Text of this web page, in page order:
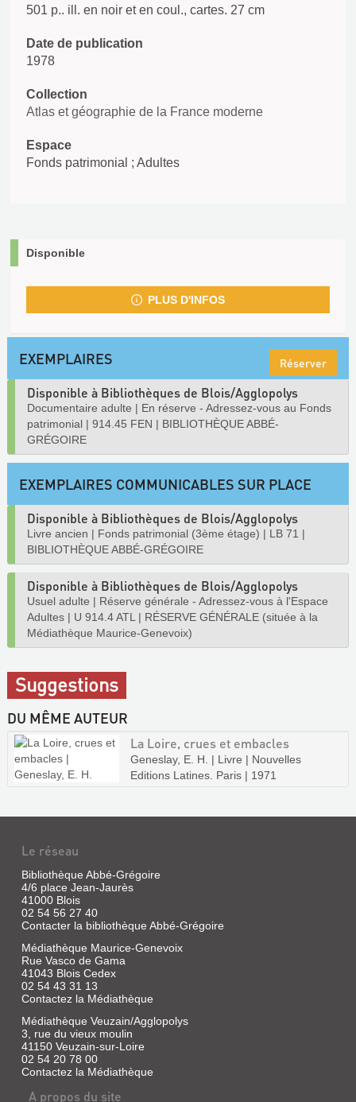
501 p.. ill. en noir et en coul., cartes. 27 cm
Date de publication
1978
Collection
Atlas et géographie de la France moderne
Espace
Fonds patrimonial ; Adultes
Disponible
PLUS D'INFOS
EXEMPLAIRES Réserver
Disponible à Bibliothèques de Blois/Agglopolys
Documentaire adulte | En réserve - Adressez-vous au Fonds
patrimonial | 914.45 FEN | BIBLIOTHÈQUE ABBÉ-
GRÉGOIRE
EXEMPLAIRES COMMUNICABLES SUR PLACE
Disponible à Bibliothèques de Blois/Agglopolys
Livre ancien | Fonds patrimonial (3ème étage) | LB 71 |
BIBLIOTHÈQUE ABBÉ-GRÉGOIRE
Disponible à Bibliothèques de Blois/Agglopolys
Usuel adulte | Réserve générale - Adressez-vous à l'Espace
Adultes | U 914.4 ATL | RÉSERVE GÉNÉRALE (située à la
Médiathèque Maurice-Genevoix)
Suggestions
DU MÊME AUTEUR
La Loire, crues et embacles
Geneslay, E. H. | Livre | Nouvelles
Editions Latines. Paris | 1971
Le réseau
Bibliothèque Abbé-Grégoire
4/6 place Jean-Jaurès
41000 Blois
02 54 56 27 40
Contacter la bibliothèque Abbé-Grégoire
Médiathèque Maurice-Genevoix
Rue Vasco de Gama
41043 Blois Cedex
02 54 43 31 13
Contactez la Médiathèque
Médiathèque Veuzain/Agglopolys
3, rue du vieux moulin
41150 Veuzain-sur-Loire
02 54 20 78 00
Contactez la Médiathèque
A propos du site